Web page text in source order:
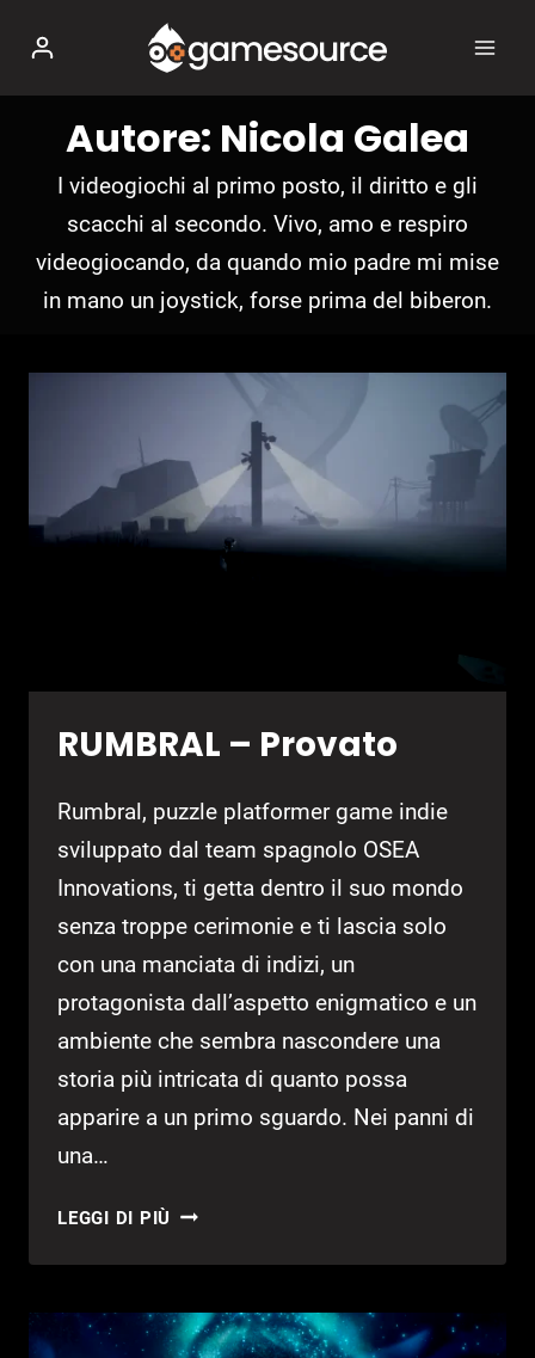
contenuto
Autore: Nicola Galea
I videogiochi al primo posto, il diritto e gli
scacchi al secondo. Vivo, amo e respiro
videogiocando, da quando mio padre mi mise
in mano un joystick, forse prima del biberon.
RUMBRAL – Provato
Rumbral, puzzle platformer game indie
sviluppato dal team spagnolo OSEA
Innovations, ti getta dentro il suo mondo
senza troppe cerimonie e ti lascia solo
con una manciata di indizi, un
protagonista dall’aspetto enigmatico e un
ambiente che sembra nascondere una
storia più intricata di quanto possa
apparire a un primo sguardo. Nei panni di
una…
LEGGI DI PIÙ RUMBRAL
PROVATO